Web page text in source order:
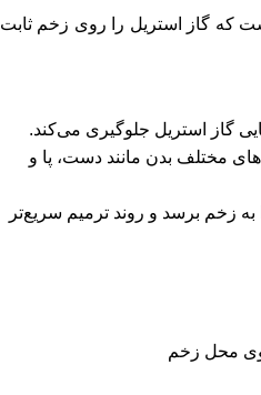
که گاز استریل را روی زخم ثابت
گاز استریل جلوگیری می‌کند.
مختلف بدن مانند دست، پا و
به زخم برسد و روند ترمیم سریع‌تر
محل زخم